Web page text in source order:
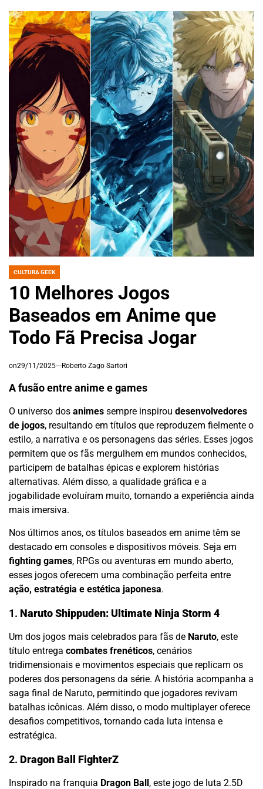
POSTED
CULTURA GEEK
10 Melhores Jogos
Baseados em Anime que
Todo Fã Precisa Jogar
on29/11/2025 Roberto Zago Sartori
A fusão entre anime e games
O universo dos animes sempre inspirou desenvolvedores
de jogos, resultando em títulos que reproduzem fielmente o
estilo, a narrativa e os personagens das séries. Esses jogos
permitem que os fãs mergulhem em mundos conhecidos,
participem de batalhas épicas e explorem histórias
alternativas. Além disso, a qualidade gráfica e a
jogabilidade evoluíram muito, tornando a experiência ainda
mais imersiva.
Nos últimos anos, os títulos baseados em anime têm se
destacado em consoles e dispositivos móveis. Seja em
fighting games, RPGs ou aventuras em mundo aberto,
esses jogos oferecem uma combinação perfeita entre
ação, estratégia e estética japonesa.
1. Naruto Shippuden: Ultimate Ninja Storm 4
Um dos jogos mais celebrados para fãs de Naruto, este
título entrega combates frenéticos, cenários
tridimensionais e movimentos especiais que replicam os
poderes dos personagens da série. A história acompanha a
saga final de Naruto, permitindo que jogadores revivam
batalhas icônicas. Além disso, o modo multiplayer oferece
desafios competitivos, tornando cada luta intensa e
estratégica.
2. Dragon Ball FighterZ
Inspirado na franquia Dragon Ball, este jogo de luta 2.5D